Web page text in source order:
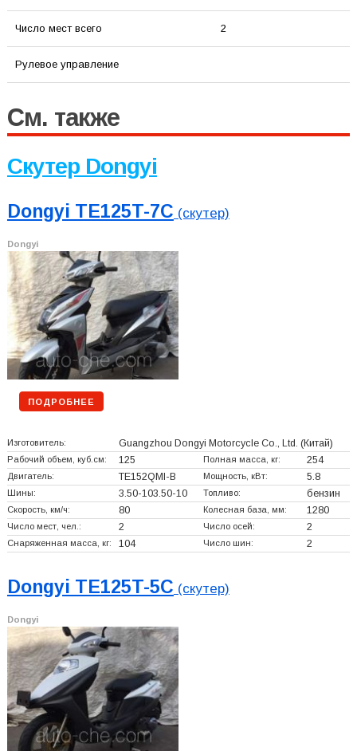
Число мест всего 2
Рулевое управление
См. также
Скутер Dongyi
Dongyi TE125T-7C (скутер)
Dongyi
ПОДРОБНЕЕ
Изготовитель: Guangzhou Dongyi Motorcycle Co., Ltd. (Китай)
Рабочий объем, куб.см: 125 Полная масса, кг: 254
Двигатель: TE152QMI-B Мощность, кВт: 5.8
Шины: 3.50-103.50-10 Топливо: бензин
Скорость, км/ч: 80 Колесная база, мм: 1280
Число мест, чел.: 2 Число осей: 2
Снаряженная масса, кг: 104 Число шин: 2
Dongyi TE125T-5C (скутер)
Dongyi